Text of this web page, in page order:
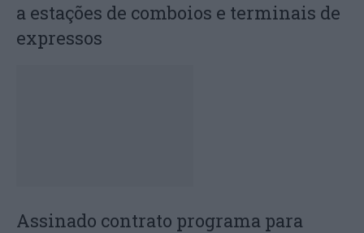
a estações de comboios e terminais de
expressos
Assinado contrato programa para